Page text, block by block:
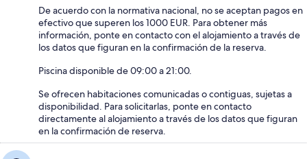
De acuerdo con la normativa nacional, no se aceptan pagos en
efectivo que superen los 1000 EUR. Para obtener más
información, ponte en contacto con el alojamiento a través de
los datos que figuran en la confirmación de la reserva.
Piscina disponible de 09:00 a 21:00.
Se ofrecen habitaciones comunicadas o contiguas, sujetas a
disponibilidad. Para solicitarlas, ponte en contacto
directamente al alojamiento a través de los datos que figuran
en la confirmación de reserva.